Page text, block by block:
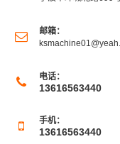
邮箱：
电话：
13616563440
手机：
13616563440